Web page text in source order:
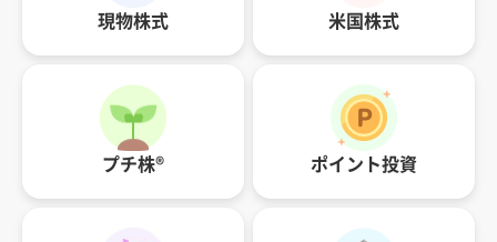
現物株式 米国株式
プチ株® ポイント投資